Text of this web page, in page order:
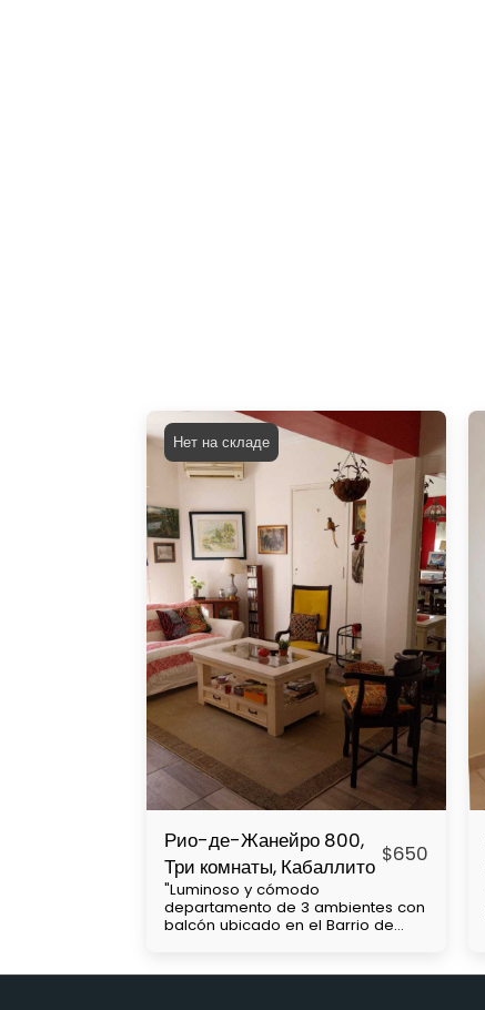
Нет на складе
Рио-де-Жанейро 800,
Три комнаты, Кабаллито $650
"Luminoso y cómodo
departamento de 3 ambientes con
balcón ubicado en el Barrio de
Centenario a 1 cuadra y media,